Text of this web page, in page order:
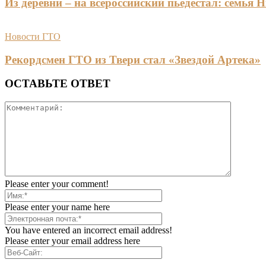
Из деревни – на всероссийский пьедестал:
Новости ГТО
Рекордсмен ГТО из Твери стал «Звездой Артека»
ОСТАВЬТЕ ОТВЕТ
Please enter your comment!
Please enter your name here
You have entered an incorrect email address!
Please enter your email address here